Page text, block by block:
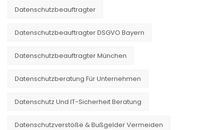
Datenschutzbeauftragter
Datenschutzbeauftragter DSGVO Bayern
Datenschutzbeauftragter München
Datenschutzberatung Für Unternehmen
Datenschutz Und IT-Sicherheit Beratung
Datenschutzverstöße & Bußgelder Vermeiden